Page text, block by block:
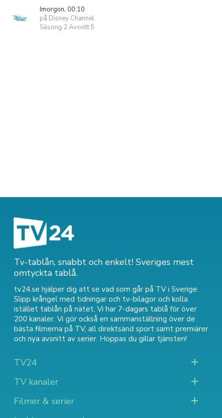
Imorgon, 00:10
på Disney Channel
Säsong 2 Avsnitt 5
Tv-tablån, snabbt och enkelt! Sveriges mest
omtyckta tablå.
tv24.se hjälper dig att se vad som går på TV i Sverige.
Slipp krångel med tidningar och tv-bilagor och kolla
istället tablån på nätet. Vi har 7-dagars tablå för över
200 kanaler. Vi gör också en sammanställning över de
bästa filmerna på TV, all direktsänd sport samt premiärer
och nya avsnitt av serier. Hoppas du gillar tjänsten!
TV24
TV kanaler
Filmer & serier